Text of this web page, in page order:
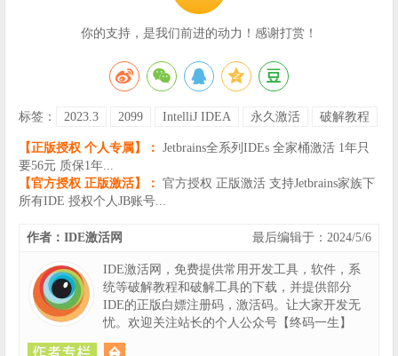
你的支持，是我们前进的动力！感谢打赏！
标签： 2023.3 2099 IntelliJ IDEA 永久激活 破解教程
【正版授权 个人专属】： Jetbrains全系列IDEs 全家桶激活 1年只
要56元 质保1年...
【官方授权 正版激活】： 官方授权 正版激活 支持Jetbrains家族下
所有IDE 授权个人JB账号...
最后编辑于：2024/5/6
作者：IDE激活网
IDE激活网，免费提供常用开发工具，软件，系
统等破解教程和破解工具的下载，并提供部分
IDE的正版白嫖注册码，激活码。让大家开发无
忧。欢迎关注站长的个人公众号【终码一生】